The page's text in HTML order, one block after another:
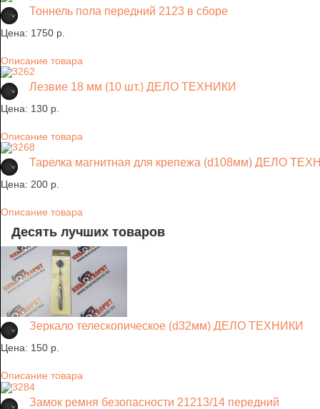
Тоннель пола передний 2123 в сборе
Цена: 1750 p.
Описание товара
Лезвие 18 мм (10 шт.) ДЕЛО ТЕХНИКИ
Цена: 130 p.
Описание товара
Тарелка магнитная для крепежа (d108мм) ДЕЛО
Цена: 200 p.
Описание товара
Десять лучших товаров
Зеркало телескопическое (d32мм) ДЕЛО ТЕХНИКИ
Цена: 150 p.
Описание товара
Замок ремня безопасности 21213/14 передний